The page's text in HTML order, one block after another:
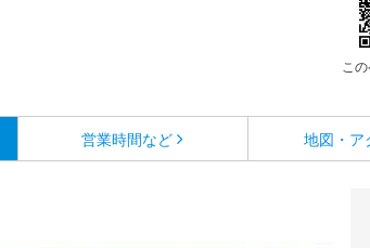
こ
営業時間など 地図・ア